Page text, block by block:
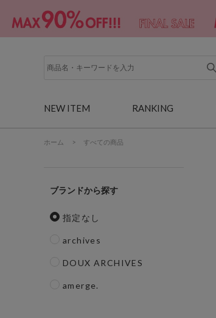
NEW ITEM RANKING
ホーム > すべての商品
ブランド
指定なし
archives
DOUX ARCHIVES
amerge.